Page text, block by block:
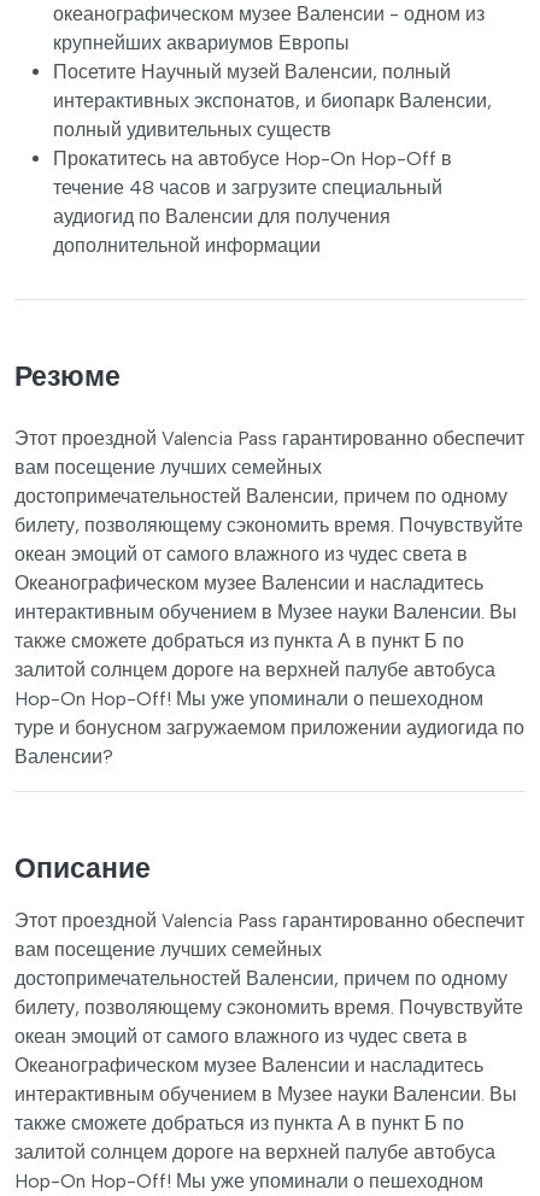
океанографическом музее Валенсии - одном из
крупнейших аквариумов Европы
Посетите Научный музей Валенсии, полный
интерактивных экспонатов, и биопарк Валенсии,
полный удивительных существ
Прокатитесь на автобусе Hop-On Hop-Off в
течение 48 часов и загрузите специальный
аудиогид по Валенсии для получения
дополнительной информации
Резюме
Этот проездной Valencia Pass гарантированно обеспечит
вам посещение лучших семейных
достопримечательностей Валенсии, причем по одному
билету, позволяющему сэкономить время. Почувствуйте
океан эмоций от самого влажного из чудес света в
Океанографическом музее Валенсии и насладитесь
интерактивным обучением в Музее науки Валенсии. Вы
также сможете добраться из пункта А в пункт Б по
залитой солнцем дороге на верхней палубе автобуса
Hop-On Hop-Off! Мы уже упоминали о пешеходном
туре и бонусном загружаемом приложении аудиогида по
Валенсии?
Описание
Этот проездной Valencia Pass гарантированно обеспечит
вам посещение лучших семейных
достопримечательностей Валенсии, причем по одному
билету, позволяющему сэкономить время. Почувствуйте
океан эмоций от самого влажного из чудес света в
Океанографическом музее Валенсии и насладитесь
интерактивным обучением в Музее науки Валенсии. Вы
также сможете добраться из пункта А в пункт Б по
залитой солнцем дороге на верхней палубе автобуса
Hop-On Hop-Off! Мы уже упоминали о пешеходном